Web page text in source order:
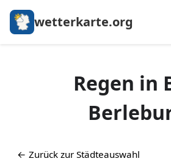
wetterkarte.org
Regen in
← Zurück zur Städteauswahl